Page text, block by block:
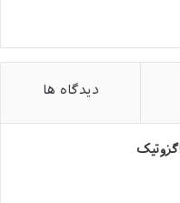
دیدگاه ها